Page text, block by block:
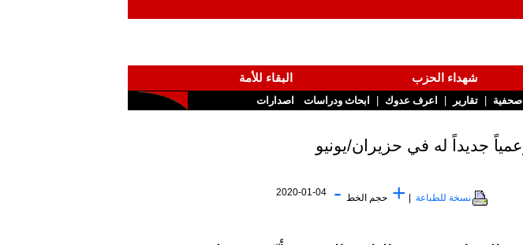
شهداء الحزب
البقاء للأمة
صحفية | تقارير | اعرف عدوك | ابحاث ودراسات اصدارات
جديداً له في حزيران/يونيو
نسخة للطباعة + حجم الخط -
2020-01-04